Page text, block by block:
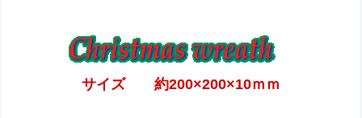
サイズ 約200×200×10ｍｍ